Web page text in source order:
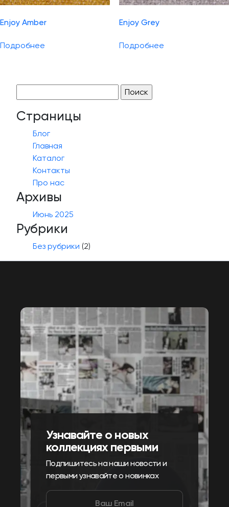
Enjoy Amber
Подробнее
Enjoy Grey
Подробнее
Страницы
Блог
Главная
Каталог
Контакты
Про нас
Архивы
Июнь 2025
Рубрики
Без рубрики (2)
Узнавайте о новых
коллекциях первыми
Подпишитесь на наши новости и
первыми узнавайте о новинках